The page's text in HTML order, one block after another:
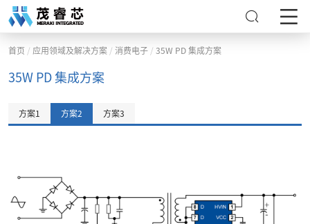
首页 / 应用领域及解决方案 / 消费电子 / 35W PD 集成方案
35W PD 集成方案
方案1 方案2 方案3